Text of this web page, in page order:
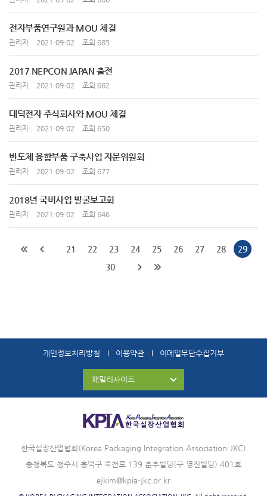
전자부품연구원과 MOU 체결
관리자 2021-09-02 조회 685
2017 NEPCON JAPAN 출전
관리자 2021-09-02 조회 662
대덕전자 주식회사와 MOU 체결
관리자 2021-09-02 조회 650
반도체 융합부품 구축사업 자문위원회
관리자 2021-09-02 조회 677
2018년 국비사업 발굴보고회
관리자 2021-09-02 조회 646
21 22 23 24 25 26 27 28
29
30
개인정보처리방침 이용약관 이메일무단수집거부
패밀리사이트
한국실장산업협회(Korea Packaging Integration Association-JKC)
충청북도 청주시 흥덕구 죽천로 139 춘추빌딩(구.영진빌딩) 401호
ejkim@kpia-jkc.or.kr